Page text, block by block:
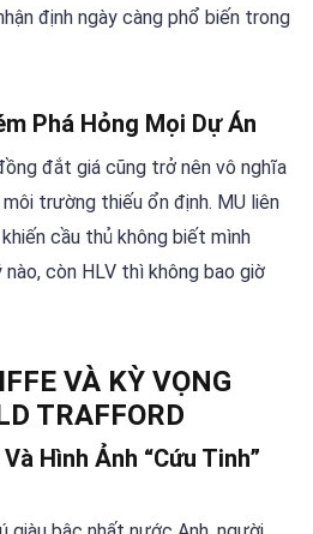
định ngày càng phổ biến trong
Phá Hỏng Mọi Dự Án
đắt giá cũng trở nên vô nghĩa
trường thiếu ổn định. MU liên
cầu thủ không biết mình
còn HLV thì không bao giờ
VÀ KỲ VỌNG
TRAFFORD
Hình Ảnh “cứu Tinh”